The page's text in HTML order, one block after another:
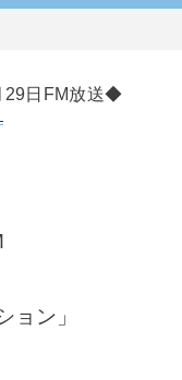
29日FM放送◆
ョン」